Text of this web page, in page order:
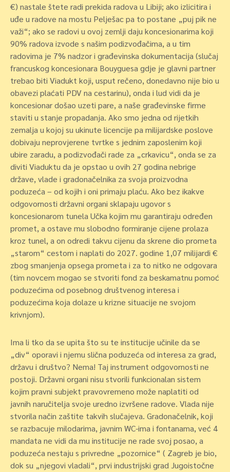
€) nastale štete radi prekida radova u Libiji; ako izlicitira i
uđe u radove na mostu Pelješac pa to postane „puj pik ne
važi“; ako se radovi u ovoj zemlji daju koncesionarima koji
90% radova izvode s našim podizvođačima, a u tim
radovima je 7% nadzor i građevinska dokumentacija (slučaj
francuskog koncesionara Bouyguesa gdje je glavni partner
trebao biti Viadukt koji, usput rečeno, donedavno nije bio u
obavezi plaćati PDV na cestarinu), onda i lud vidi da je
koncesionar došao uzeti pare, a naše građevinske firme
staviti u stanje propadanja. Ako smo jedna od rijetkih
zemalja u kojoj su ukinute licencije pa milijardske poslove
dobivaju neprovjerene tvrtke s jednim zaposlenim koji
ubire zaradu, a podizvođači rade za „crkavicu“, onda se za
diviti Viaduktu da je opstao u ovih 27 godina nebrige
države, vlade i gradonačelnika za svoja proizvodna
poduzeća – od kojih i oni primaju plaću. Ako bez ikakve
odgovornosti državni organi sklapaju ugovor s
koncesionarom tunela Učka kojim mu garantiraju određen
promet, a ostave mu slobodno formiranje cijene prolaza
kroz tunel, a on odredi takvu cijenu da skrene dio prometa
„starom“ cestom i naplati do 2027. godine 1,07 milijardi €
zbog smanjenja opsega prometa i za to nitko ne odgovara
(tim novcem mogao se stvoriti fond za beskamatnu pomoć
poduzećima od posebnog društvenog interesa i
poduzećima koja dolaze u krizne situacije ne svojom
krivnjom).
Ima li tko da se upita što su te institucije učinile da se
„div“ oporavi i njemu slična poduzeća od interesa za grad,
državu i društvo? Nema! Taj instrument odgovornosti ne
postoji. Državni organi nisu stvorili funkcionalan sistem
kojim pravni subjekt pravovremeno može naplatiti od
javnih naručitelja svoje uredno izvršene radove. Vlada nije
stvorila način zaštite takvih slučajeva. Gradonačelnik, koji
se razbacuje milodarima, javnim WC-ima i fontanama, već 4
mandata ne vidi da mu institucije ne rade svoj posao, a
poduzeća nestaju s privredne „pozornice“ ( Zagreb je bio,
dok su „njegovi vladali“, prvi industrijski grad Jugoistočne